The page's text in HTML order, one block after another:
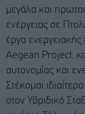
μεγάλα και
ενέργειας σε
έργα
Aegean Project,
αυτονομίας και
Στέκομαι
στον Yβριδικό